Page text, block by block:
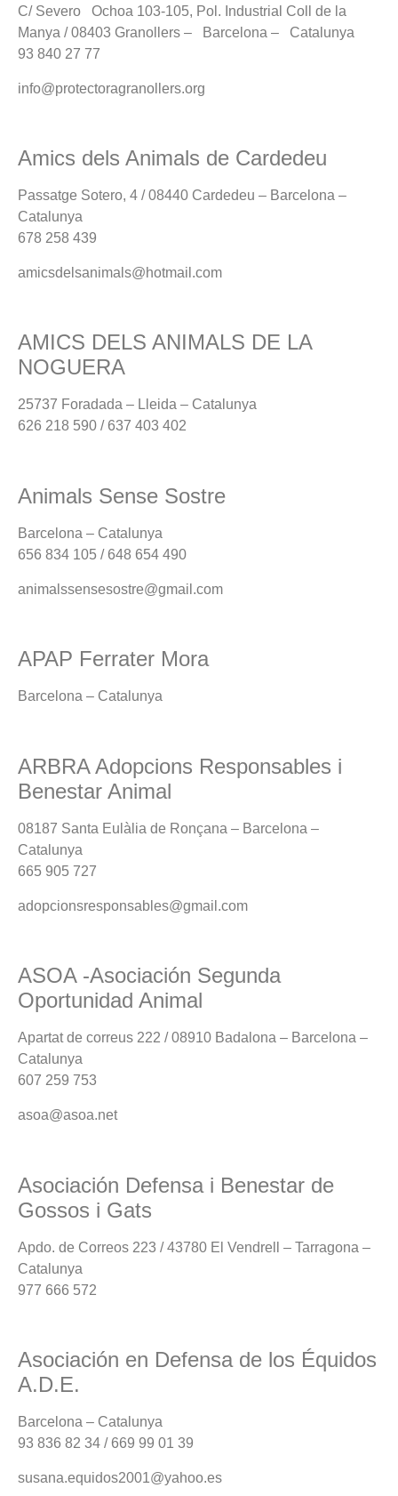
C/ Severo Ochoa 103-105, Pol. Industrial Coll de la
Manya / 08403 Granollers – Barcelona – Catalunya
93 840 27 77
info@protectoragranollers.org
Amics dels Animals de Cardedeu
Passatge Sotero, 4 / 08440 Cardedeu – Barcelona –
Catalunya
678 258 439
amicsdelsanimals@hotmail.com
AMICS DELS ANIMALS DE LA
NOGUERA
25737 Foradada – Lleida – Catalunya
626 218 590 / 637 403 402
Animals Sense Sostre
Barcelona – Catalunya
656 834 105 / 648 654 490
animalssensesostre@gmail.com
APAP Ferrater Mora
Barcelona – Catalunya
ARBRA Adopcions Responsables i
Benestar Animal
08187 Santa Eulàlia de Ronçana – Barcelona –
Catalunya
665 905 727
adopcionsresponsables@gmail.com
ASOA -Asociación Segunda
Oportunidad Animal
Apartat de correus 222 / 08910 Badalona – Barcelona –
Catalunya
607 259 753
asoa@asoa.net
Asociación Defensa i Benestar de
Gossos i Gats
Apdo. de Correos 223 / 43780 El Vendrell – Tarragona –
Catalunya
977 666 572
Asociación en Defensa de los Équidos
A.D.E.
Barcelona – Catalunya
93 836 82 34 / 669 99 01 39
susana.equidos2001@yahoo.es